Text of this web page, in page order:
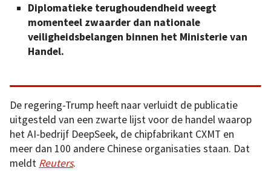
Diplomatieke terughoudendheid weegt
momenteel zwaarder dan nationale
veiligheidsbelangen binnen het Ministerie van
Handel.
De regering-Trump heeft naar verluidt de publicatie
uitgesteld van een zwarte lijst voor de handel waarop
het AI-bedrijf DeepSeek, de chipfabrikant CXMT en
meer dan 100 andere Chinese organisaties staan. Dat
meldt Reuters.